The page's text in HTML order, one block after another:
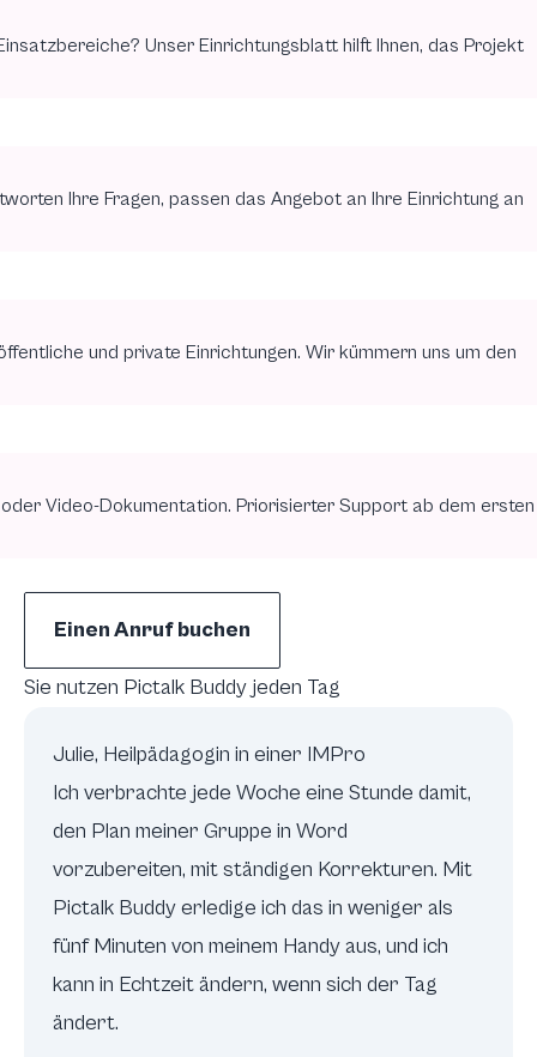
Unser Einrichtungsblatt hilft Ihnen, das Projekt
Ihre Fragen, passen das Angebot an Ihre Einrichtung an
und private Einrichtungen. Wir kümmern uns um den
Video-Dokumentation. Priorisierter Support ab dem ersten
Einen Anruf buchen
Sie nutzen Pictalk Buddy jeden Tag
Julie, Heilpädagogin in einer IMPro
Ich verbrachte jede Woche eine Stunde damit,
den Plan meiner Gruppe in Word
vorzubereiten, mit ständigen Korrekturen. Mit
Pictalk Buddy erledige ich das in weniger als
fünf Minuten von meinem Handy aus, und ich
kann in Echtzeit ändern, wenn sich der Tag
ändert.